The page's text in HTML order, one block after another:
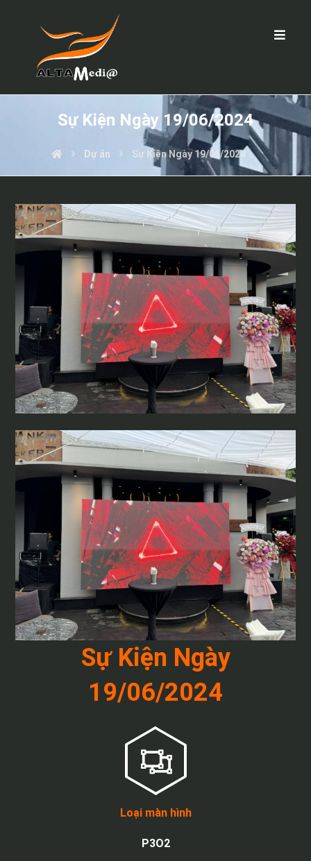
Sự Kiện Ngày 19/06/2024
Dự án Sự Kiện Ngày 19/06/2024
Sự Kiện Ngày
19/06/2024
Loại màn hình
P3O2